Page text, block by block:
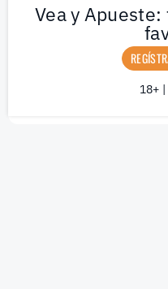
Vea y
18+